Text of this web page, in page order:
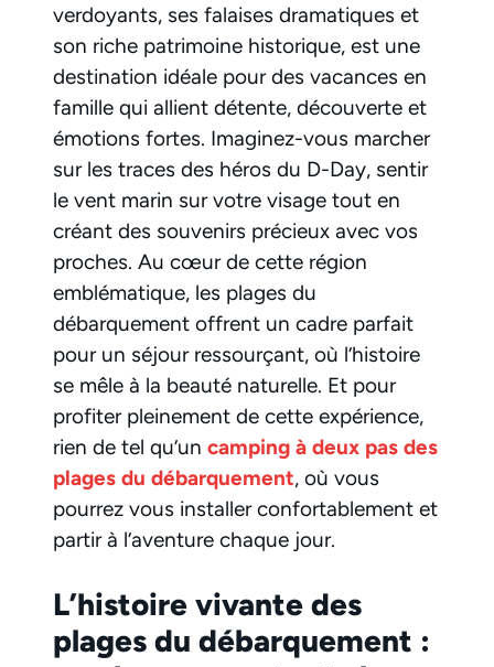
verdoyants, ses falaises dramatiques et
son riche patrimoine historique, est une
destination idéale pour des vacances en
famille qui allient détente, découverte et
émotions fortes. Imaginez-vous marcher
sur les traces des héros du D-Day, sentir
le vent marin sur votre visage tout en
créant des souvenirs précieux avec vos
proches. Au cœur de cette région
emblématique, les plages du
débarquement offrent un cadre parfait
pour un séjour ressourçant, où l’histoire
se mêle à la beauté naturelle. Et pour
profiter pleinement de cette expérience,
rien de tel qu’un camping à deux pas des
plages du débarquement, où vous
pourrez vous installer confortablement et
partir à l’aventure chaque jour.
L’histoire vivante des
plages du débarquement :